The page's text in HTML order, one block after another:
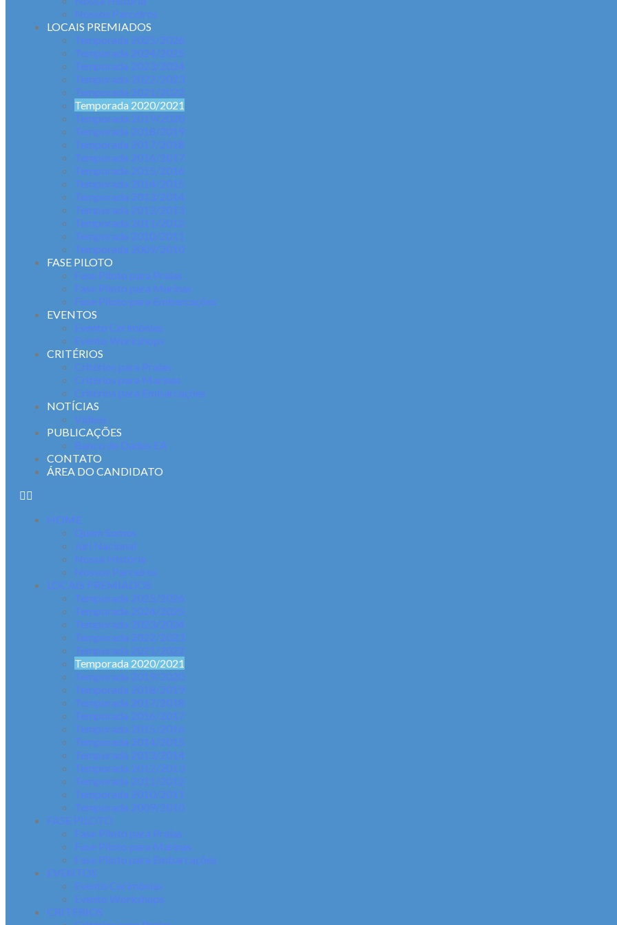
Nossos Parceiros
LOCAIS PREMIADOS
Temporada 2025/2026
Temporada 2024/2025
Temporada 2023/2024
Temporada 2022/2023
Temporada 2021/2022
Temporada 2020/2021
Temporada 2019/2020
Temporada 2018/2019
Temporada 2017/2018
Temporada 2016/2017
Temporada 2015/2016
Temporada 2014/2015
Temporada 2013/2014
Temporada 2012/2013
Temporada 2011/2012
Temporada 2010/2011
Temporada 2009/2010
FASE PILOTO
Fase Piloto para Praias
Fase Piloto para Marinas
Fase Piloto para Embarcações
EVENTOS
Evento Cerimônias
Evento Workshops
CRITÉRIOS
Critérios para Praias
Critérios para Marinas
Critérios para Embarcações
NOTÍCIAS
Vídeos
PUBLICAÇÕES
Banco de Dados EA
CONTATO
ÁREA DO CANDIDATO
HOME
Quem Somos
Júri Nacional
Nossa História
Nossos Parceiros
LOCAIS PREMIADOS
Temporada 2025/2026
Temporada 2024/2025
Temporada 2023/2024
Temporada 2022/2023
Temporada 2021/2022
Temporada 2020/2021
Temporada 2019/2020
Temporada 2018/2019
Temporada 2017/2018
Temporada 2016/2017
Temporada 2015/2016
Temporada 2014/2015
Temporada 2013/2014
Temporada 2012/2013
Temporada 2011/2012
Temporada 2010/2011
Temporada 2009/2010
FASE PILOTO
Fase Piloto para Praias
Fase Piloto para Marinas
Fase Piloto para Embarcações
EVENTOS
Evento Cerimônias
Evento Workshops
CRITÉRIOS